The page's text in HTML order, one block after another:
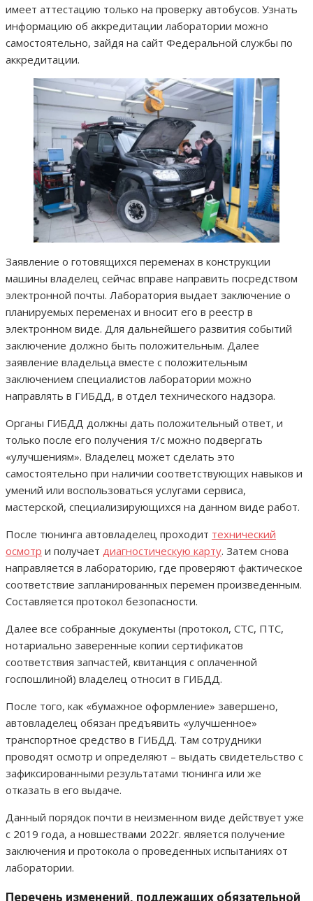
имеет аттестацию только на проверку автобусов. Узнать
информацию об аккредитации лаборатории можно
самостоятельно, зайдя на сайт Федеральной службы по
аккредитации.
Заявление о готовящихся переменах в конструкции
машины владелец сейчас вправе направить посредством
электронной почты. Лаборатория выдает заключение о
планируемых переменах и вносит его в реестр в
электронном виде. Для дальнейшего развития событий
заключение должно быть положительным. Далее
заявление владельца вместе с положительным
заключением специалистов лаборатории можно
направлять в ГИБДД, в отдел технического надзора.
Органы ГИБДД должны дать положительный ответ, и
только после его получения т/с можно подвергать
«улучшениям». Владелец может сделать это
самостоятельно при наличии соответствующих навыков и
умений или воспользоваться услугами сервиса,
мастерской, специализирующихся на данном виде работ.
После тюнинга автовладелец проходит технический
осмотр и получает диагностическую карту. Затем снова
направляется в лабораторию, где проверяют фактическое
соответствие запланированных перемен произведенным.
Составляется протокол безопасности.
Далее все собранные документы (протокол, СТС, ПТС,
нотариально заверенные копии сертификатов
соответствия запчастей, квитанция с оплаченной
госпошлиной) владелец относит в ГИБДД.
После того, как «бумажное оформление» завершено,
автовладелец обязан предъявить «улучшенное»
транспортное средство в ГИБДД. Там сотрудники
проводят осмотр и определяют – выдать свидетельство с
зафиксированными результатами тюнинга или же
отказать в его выдаче.
Данный порядок почти в неизменном виде действует уже
с 2019 года, а новшествами 2022г. является получение
заключения и протокола о проведенных испытаниях от
лаборатории.
Перечень изменений, подлежащих обязательной